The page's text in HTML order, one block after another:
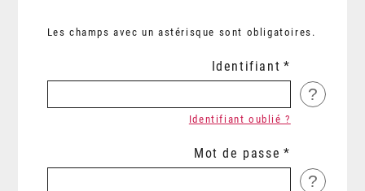
Les champs avec un astérisque sont obligatoires.
Identifiant
?
Identifiant oublié ?
Mot de passe
?